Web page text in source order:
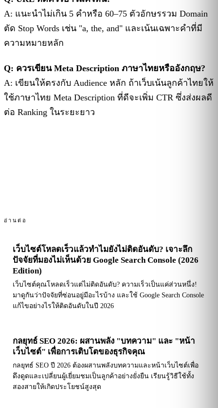
A: แนะนำไม่เกิน 5 คำหรือ 60–75 ตัวอักษรรวม Domain
ตัด Stop Words เช่น "a, the, and" และเน้นเฉพาะคำที่มี
ความหมายหลัก
Q: ควรเขียน Meta Description ภาษาไทยหรืออังกฤษ?
A: เขียนให้ตรงกับ Audience หลัก ถ้าเว็บเน้นลูกค้าไทยให้
ใช้ภาษาไทย Meta Description ที่ดีจะเพิ่ม CTR ซึ่งส่งผลดี
ต่อ Ranking ในระยะยาว
อ่านต่อ
เว็บไซต์โหลดเร็วแล้วทำไมยังไม่ติดอันดับ? เจาะลึก
ปัจจัยที่มองไม่เห็นด้วย Google Search Console (2026
Edition)
เว็บไซต์คุณโหลดเร็วแต่ไม่ติดอันดับ? ความเร็วเป็นแค่ส่วนหนึ่ง!
มาดูกันว่าปัจจัยที่ซ่อนอยู่มีอะไรบ้าง และใช้ Google Search Console
แก้ไขอย่างไรให้ติดอันดับในปี 2026
กลยุทธ์ SEO 2026: ผสานพลัง "บทความ" และ "หน้า
เว็บไซต์" เพื่อการเติบโตของธุรกิจคุณ
กลยุทธ์ SEO ปี 2026 ต้องผสานพลังบทความและหน้าเว็บไซต์เพื่อ
ดึงดูดและเปลี่ยนผู้เยี่ยมชมเป็นลูกค้าอย่างยั่งยืน เรียนรู้วิธีใช้ทั้ง
สองสายให้เกิดประโยชน์สูงสุด